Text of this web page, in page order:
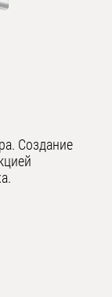
Создание